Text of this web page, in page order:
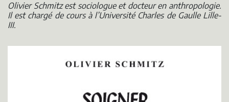
Olivier Schmitz est sociologue et docteur en anthropologie.
Il est chargé de cours à l’Université Charles de Gaulle Lille-
III.